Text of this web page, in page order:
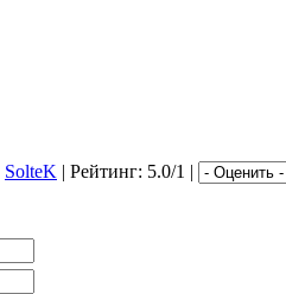
SolteK | Рейтинг: 5.0/1 |